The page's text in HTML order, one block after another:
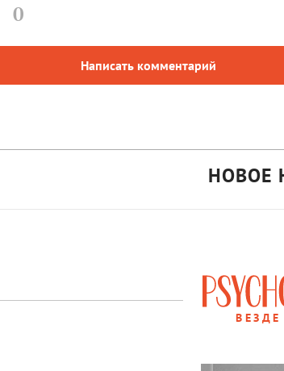
0
Написать комментарий
НОВОЕ